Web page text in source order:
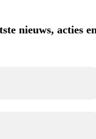
nieuws, acties